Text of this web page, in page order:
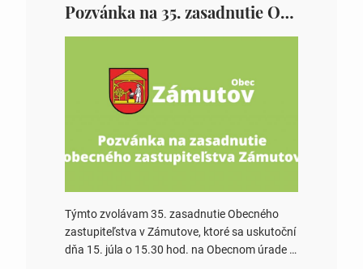
Pozvánka na 35. zasadnutie OZ v Zámutove
Týmto zvolávam 35. zasadnutie Obecného
zastupiteľstva v Zámutove, ktoré sa uskutoční
dňa 15. júla o 15.30 hod. na Obecnom úrade v